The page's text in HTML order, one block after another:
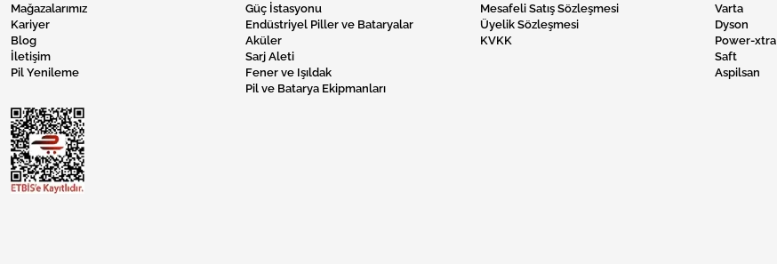
Mağazalarımız
Kariyer
Blog
İletişim
Pil Yenileme
Güç İstasyonu
Endüstriyel Piller ve Bataryalar
Aküler
Sarj Aleti
Fener ve Işıldak
Pil ve Batarya Ekipmanları
Mesafeli Satış Sözleşmesi
Üyelik Sözleşmesi
KVKK
Varta
Dyson
Power-xtra
Saft
Aspilsan